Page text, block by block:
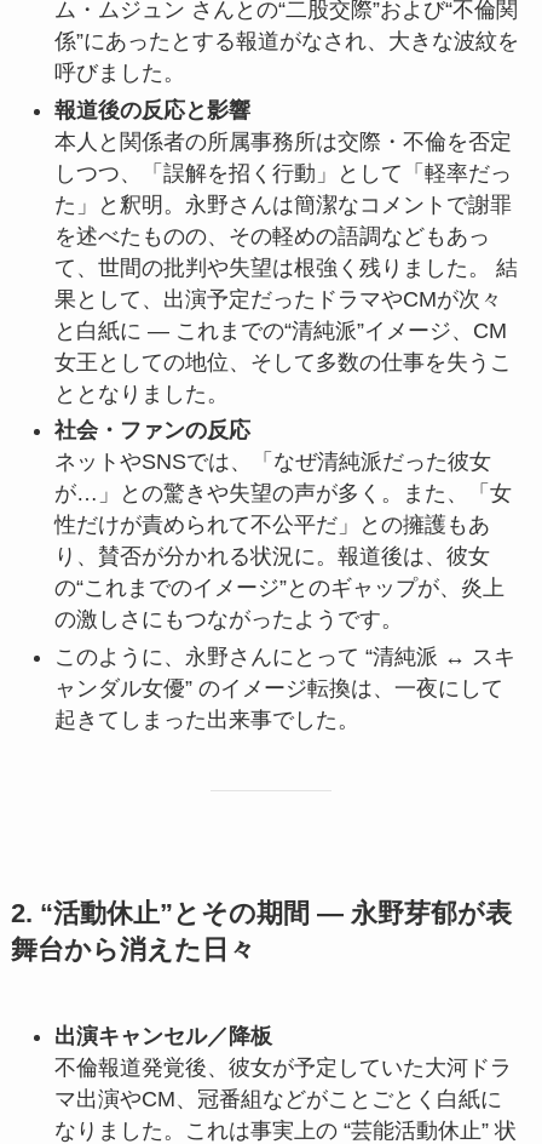
ム・ムジュン さんとの“二股交際”および“不倫関
係”にあったとする報道がなされ、大きな波紋を
呼びました。
報道後の反応と影響
本人と関係者の所属事務所は交際・不倫を否定
しつつ、「誤解を招く行動」として「軽率だっ
た」と釈明。永野さんは簡潔なコメントで謝罪
を述べたものの、その軽めの語調などもあっ
て、世間の批判や失望は根強く残りました。 結
果として、出演予定だったドラマやCMが次々
と白紙に ― これまでの“清純派”イメージ、CM
女王としての地位、そして多数の仕事を失うこ
ととなりました。
社会・ファンの反応
ネットやSNSでは、「なぜ清純派だった彼女
が…」との驚きや失望の声が多く。また、「女
性だけが責められて不公平だ」との擁護もあ
り、賛否が分かれる状況に。報道後は、彼女
の“これまでのイメージ”とのギャップが、炎上
の激しさにもつながったようです。
このように、永野さんにとって “清純派 ↔ スキ
ャンダル女優” のイメージ転換は、一夜にして
起きてしまった出来事でした。
2. “活動休止”とその期間 ― 永野芽郁が表
舞台から消えた日々
出演キャンセル／降板
不倫報道発覚後、彼女が予定していた大河ドラ
マ出演やCM、冠番組などがことごとく白紙に
なりました。これは事実上の “芸能活動休止” 状